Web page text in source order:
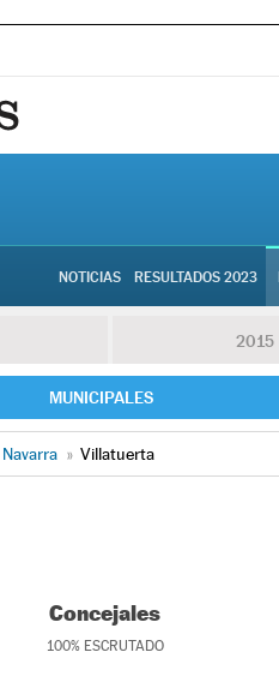
NOTICIAS RESULTADOS 2023
2015
MUNICIPALES
Navarra » Villatuerta
Concejales
100% ESCRUTADO